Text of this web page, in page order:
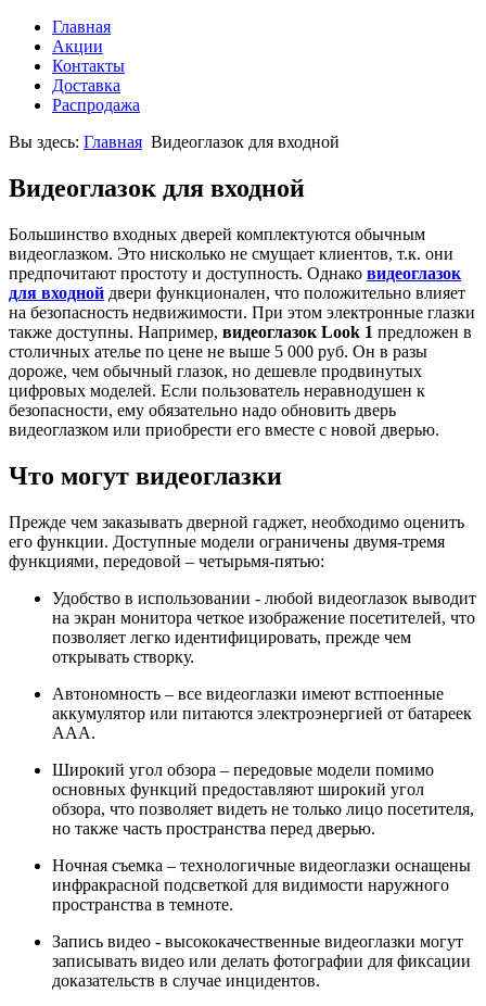
Главная
Акции
Контакты
Доставка
Распродажа
Вы здесь: Главная Видеоглазок для входной
Видеоглазок для входной
Большинство входных дверей комплектуются обычным
видеоглазком. Это нисколько не смущает клиентов, т.к. они
предпочитают простоту и доступность. Однако видеоглазок
для входной двери функционален, что положительно влияет
на безопасность недвижимости. При этом электронные глазки
также доступны. Например, видеоглазок Look 1 предложен в
столичных ателье по цене не выше 5 000 руб. Он в разы
дороже, чем обычный глазок, но дешевле продвинутых
цифровых моделей. Если пользователь неравнодушен к
безопасности, ему обязательно надо обновить дверь
видеоглазком или приобрести его вместе с новой дверью.
Что могут видеоглазки
Прежде чем заказывать дверной гаджет, необходимо оценить
его функции. Доступные модели ограничены двумя-тремя
функциями, передовой – четырьмя-пятью:
Удобство в использовании - любой видеоглазок выводит
на экран монитора четкое изображение посетителей, что
позволяет легко идентифицировать, прежде чем
открывать створку.
Автономность – все видеоглазки имеют встпоенные
аккумулятор или питаются электроэнергией от батареек
ААА.
Широкий угол обзора – передовые модели помимо
основных функций предоставляют широкий угол
обзора, что позволяет видеть не только лицо посетителя,
но также часть пространства перед дверью.
Ночная съемка – технологичные видеоглазки оснащены
инфракрасной подсветкой для видимости наружного
пространства в темноте.
Запись видео - высококачественные видеоглазки могут
записывать видео или делать фотографии для фиксации
доказательств в случае инцидентов.